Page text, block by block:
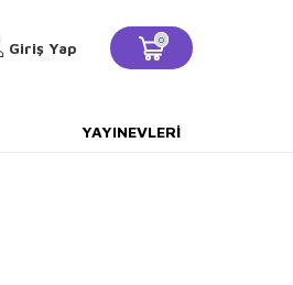
Giriş Yap 0
YAYINEVLERI